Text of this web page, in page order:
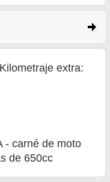
extra:
- carné de moto
de 650cc